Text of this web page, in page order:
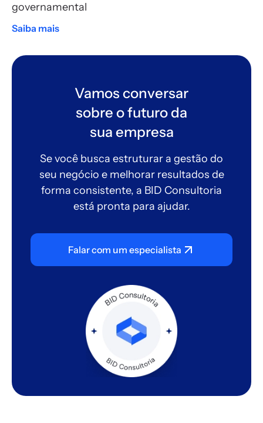
governamental
Saiba mais
Vamos conversar
sobre o futuro da
sua empresa
Se você busca estruturar a gestão do
seu negócio e melhorar resultados de
forma consistente, a BID Consultoria
está pronta para ajudar.
Falar com um especialista